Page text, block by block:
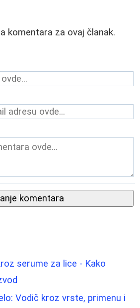
komentara za ovaj članak.
komentara
serume za lice - Kako
Vodič kroz vrste, primenu i